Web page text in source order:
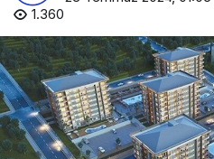
1.360